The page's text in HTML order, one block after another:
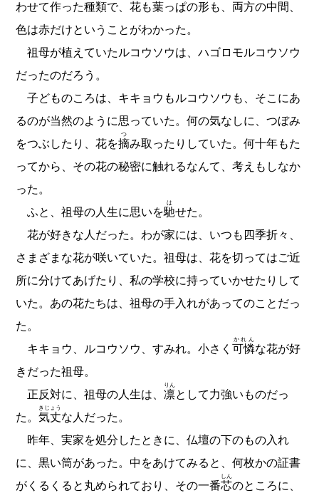
わせて作った種類で、花も葉っぱの形も、両方の中間、
色は赤だけということがわかった。
祖母が植えていたルコウソウは、ハゴロモルコウソウ
だったのだろう。
子どものころは、キキョウもルコウソウも、そこにあ
るのが当然のように思っていた。何の気なしに、つぼみ
をつぶしたり、花を摘
つ
み取ったりしていた。何十年もた
ってから、その花の秘密に触れるなんて、考えもしなか
った。
ふと、祖母の人生に思いを馳
は
せた。
花が好きな人だった。わが家には、いつも四季折々、
さまざまな花が咲いていた。祖母は、花を切ってはご近
所に分けてあげたり、私の学校に持っていかせたりして
いた。あの花たちは、祖母の手入れがあってのことだっ
た。
キキョウ、ルコウソウ、すみれ。小さく可憐
かれん
な花が好
きだった祖母。
正反対に、祖母の人生は、凛
りん
として力強いものだっ
た。気丈
きじょう
な人だった。
昨年、実家を処分したときに、仏壇の下のもの入れ
に、黒い筒があった。中をあけてみると、何枚かの証書
がくるくると丸められており、その一番芯
しん
のところに、